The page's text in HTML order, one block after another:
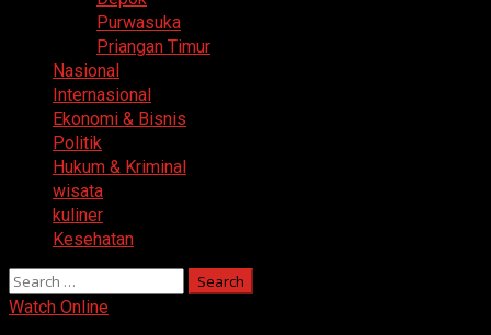
Purwasuka
Priangan Timur
Nasional
Internasional
Ekonomi & Bisnis
Politik
Hukum & Kriminal
wisata
kuliner
Kesehatan
Search
for:
Watch Online